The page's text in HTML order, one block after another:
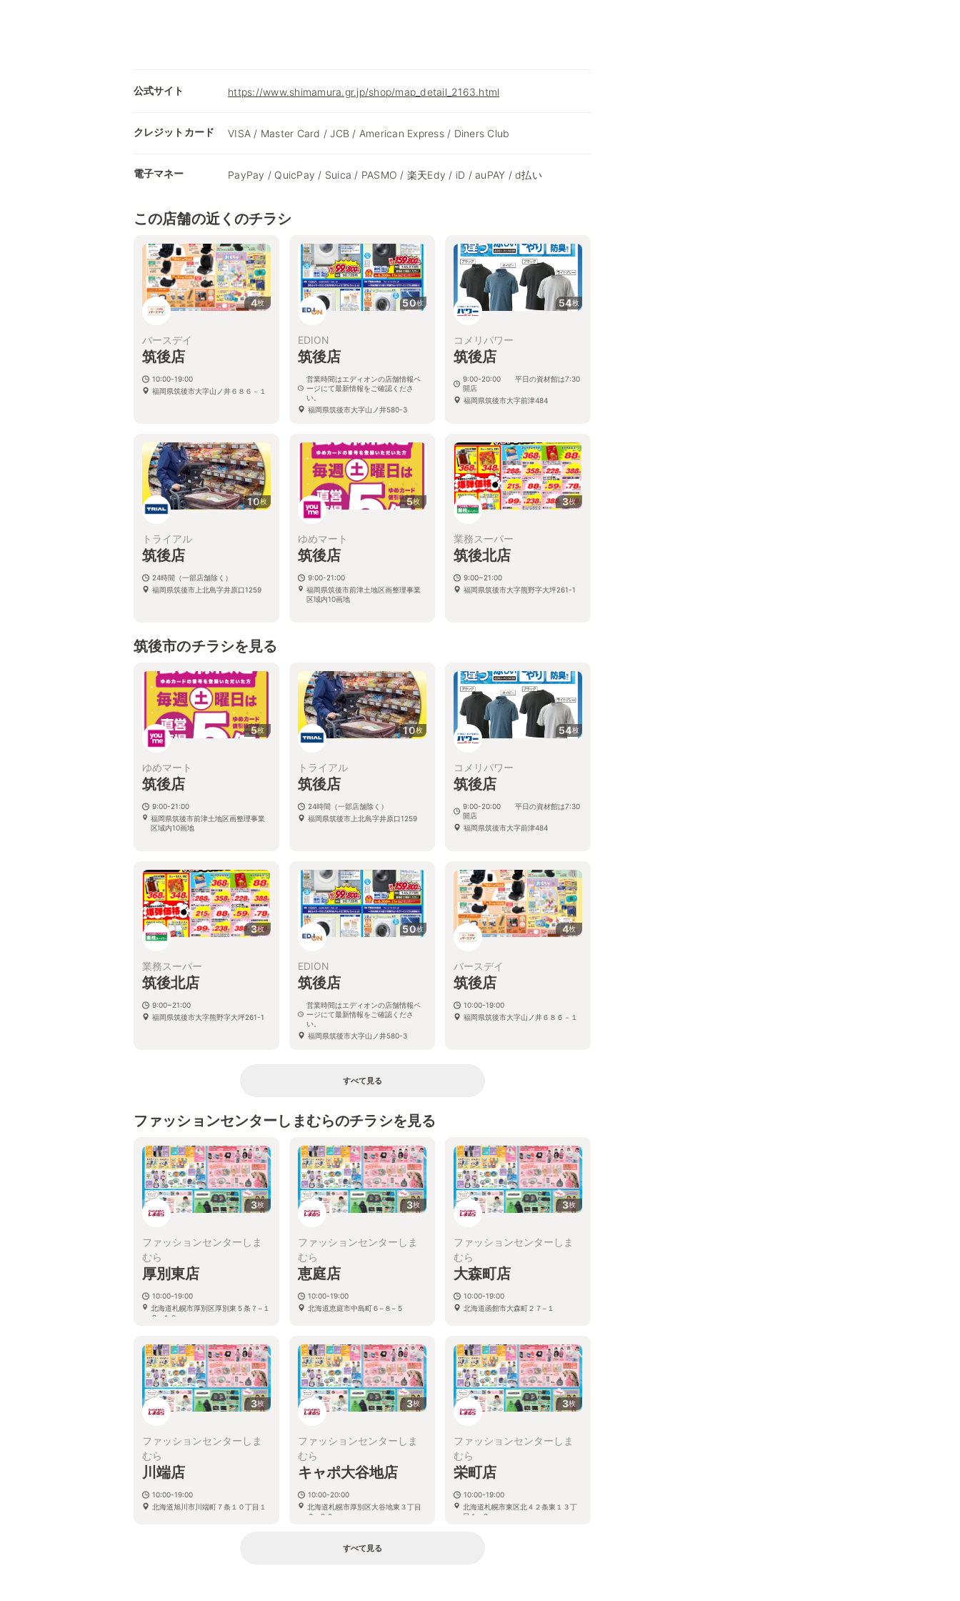
公式サイト https://www.shimamura.gr.jp/shop/map_detail_2163.html
クレジットカード VISA / Master Card / JCB / American Express / Diners Club
電子マネー PayPay / QuicPay / Suica / PASMO / 楽天Edy / iD / auPAY / d払い
この店舗の近くのチラシ
4枚
バースデイ
筑後店
10:00-19:00
福岡県筑後市大字山ノ井６８６－１
50枚
EDION
筑後店
営業時間はエディオンの店舗情報ペ
ージにて最新情報をご確認くださ
い。
福岡県筑後市大字山ノ井580-3
54枚
コメリパワー
筑後店
9:00-20:00 平日の資材館は7:30
開店
福岡県筑後市大字前津484
10枚
トライアル
筑後店
24時間（一部店舗除く）
福岡県筑後市上北島字井原口1259
5枚
ゆめマート
筑後店
9:00-21:00
福岡県筑後市前津土地区画整理事業
区域内10画地
3枚
業務スーパー
筑後北店
9:00~21:00
福岡県筑後市大字熊野字大坪261-1
筑後市のチラシを見る
5枚
ゆめマート
筑後店
9:00-21:00
福岡県筑後市前津土地区画整理事業
区域内10画地
10枚
トライアル
筑後店
24時間（一部店舗除く）
福岡県筑後市上北島字井原口1259
54枚
コメリパワー
筑後店
9:00-20:00 平日の資材館は7:30
開店
福岡県筑後市大字前津484
3枚
業務スーパー
筑後北店
9:00~21:00
福岡県筑後市大字熊野字大坪261-1
50枚
EDION
筑後店
営業時間はエディオンの店舗情報ペ
ージにて最新情報をご確認くださ
い。
福岡県筑後市大字山ノ井580-3
4枚
バースデイ
筑後店
10:00-19:00
福岡県筑後市大字山ノ井６８６－１
すべて見る
ファッションセンターしまむらのチラシを見る
3枚
ファッションセンターしま
むら
厚別東店
10:00-19:00
北海道札幌市厚別区厚別東５条７−１
２−１０
3枚
ファッションセンターしま
むら
恵庭店
10:00-19:00
北海道恵庭市中島町６−８−５
3枚
ファッションセンターしま
むら
大森町店
10:00-19:00
北海道函館市大森町２７−１
3枚
ファッションセンターしま
むら
川端店
10:00-19:00
北海道旭川市川端町７条１０丁目１
3枚
ファッションセンターしま
むら
キャポ大谷地店
10:00-20:00
北海道札幌市厚別区大谷地東３丁目
３−２０
3枚
ファッションセンターしま
むら
栄町店
10:00-19:00
北海道札幌市東区北４２条東１３丁
目１−２
すべて見る